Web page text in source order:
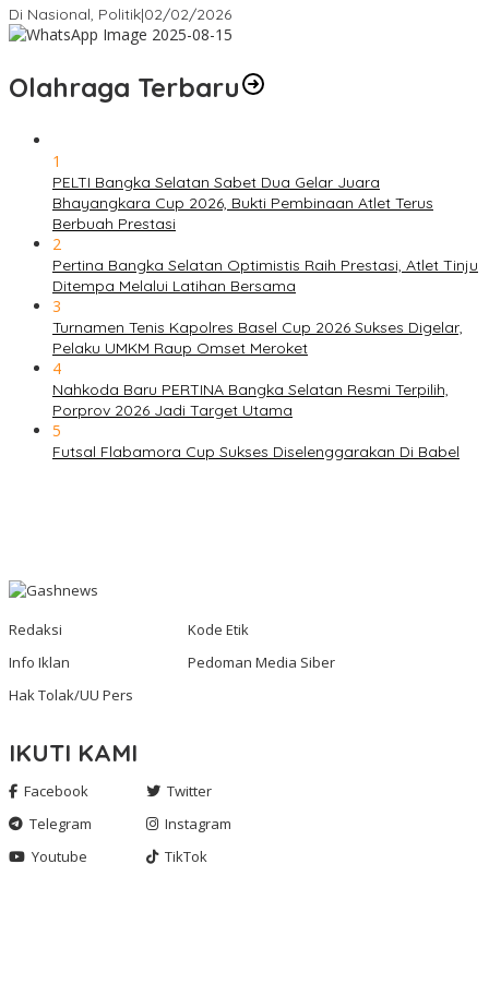
Di Nasional, Politik|02/02/2026
Olahraga Terbaru
1
PELTI Bangka Selatan Sabet Dua Gelar Juara
Bhayangkara Cup 2026, Bukti Pembinaan Atlet Terus
Berbuah Prestasi
2
Pertina Bangka Selatan Optimistis Raih Prestasi, Atlet Tinju
Ditempa Melalui Latihan Bersama
3
Turnamen Tenis Kapolres Basel Cup 2026 Sukses Digelar,
Pelaku UMKM Raup Omset Meroket
4
Nahkoda Baru PERTINA Bangka Selatan Resmi Terpilih,
Porprov 2026 Jadi Target Utama
5
Futsal Flabamora Cup Sukses Diselenggarakan Di Babel
Redaksi
Kode Etik
Info Iklan
Pedoman Media Siber
Hak Tolak/UU Pers
IKUTI KAMI
Facebook
Twitter
Telegram
Instagram
Youtube
TikTok